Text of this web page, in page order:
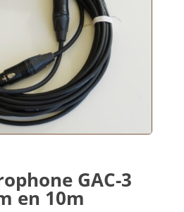
GAC-3
en 10m